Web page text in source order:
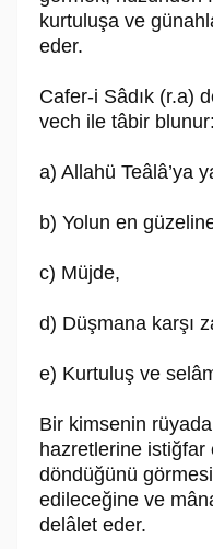
kurtuluşa ve
eder.
Cafer-i Sâdık (r.a)
vech ile tâbir blunur:
a) Allahü Teâlâ’ya
b) Yolun en
c) Müjde,
d) Düşmana karşı
e) Kurtuluş ve
Bir kimsenin
hazretlerine istiğfar
döndüğünü
edileceğine ve
delâlet eder.